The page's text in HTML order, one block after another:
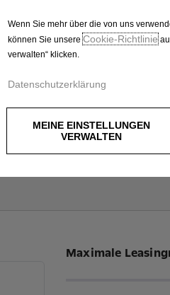
Maximale
Wenn Sie mehr über die von uns
können Sie unsereCookie‑Richtlinie
verwalten“ klicken.
Datenschutzerklärung
MEINE EINSTELLUNGEN
VERWALTEN